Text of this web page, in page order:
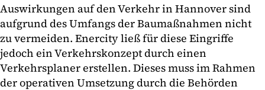
Auswirkungen auf den Verkehr in Hannover sind
aufgrund des Umfangs der Baumaßnahmen nicht
zu vermeiden. Enercity ließ für diese Eingriffe
jedoch ein Verkehrskonzept durch einen
Verkehrsplaner erstellen. Dieses muss im Rahmen
der operativen Umsetzung durch die Behörden